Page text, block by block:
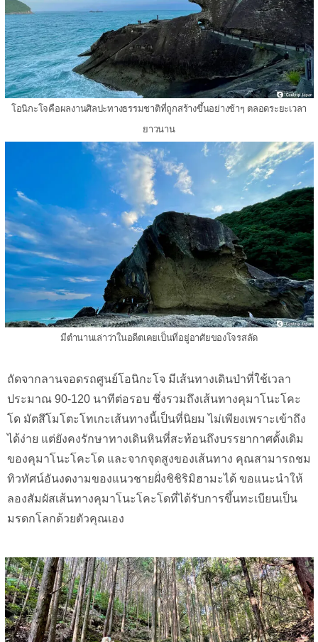
โอนิกะโจคือผลงานศิลปะทางธรรมชาติที่ถูกสร้างขึ้นอย่างช้าๆ ตลอดระยะเวลา
ยาวนาน
มีตำนานเล่าว่าในอดีตเคยเป็นที่อยู่อาศัยของโจรสลัด
ถัดจากลานจอดรถศูนย์โอนิกะโจ มีเส้นทางเดินป่าที่ใช้เวลา
ประมาณ 90-120 นาทีต่อรอบ ซึ่งรวมถึงเส้นทางคุมาโนะโคะ
โด มัตสึโมโตะโทเกะเส้นทางนี้เป็นที่นิยม ไม่เพียงเพราะเข้าถึง
ได้ง่าย แต่ยังคงรักษาทางเดินหินที่สะท้อนถึงบรรยากาศดั้งเดิม
ของคุมาโนะโคะโด และจากจุดสูงของเส้นทาง คุณสามารถชม
ทิวทัศน์อันงดงามของแนวชายฝั่งชิชิริมิฮามะได้ ขอแนะนำให้
ลองสัมผัสเส้นทางคุมาโนะโคะโดที่ได้รับการขึ้นทะเบียนเป็น
มรดกโลกด้วยตัวคุณเอง